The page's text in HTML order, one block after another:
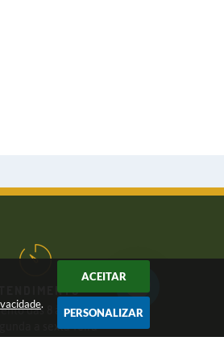
.
ACEITAR
PERSONALIZAR
das 8 às 17 horas,
a sexta-feira